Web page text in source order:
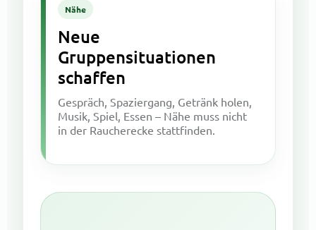
Nähe
Neue
Gruppensituationen
schaffen
Gespräch, Spaziergang, Getränk holen,
Musik, Spiel, Essen – Nähe muss nicht
in der Raucherecke stattfinden.